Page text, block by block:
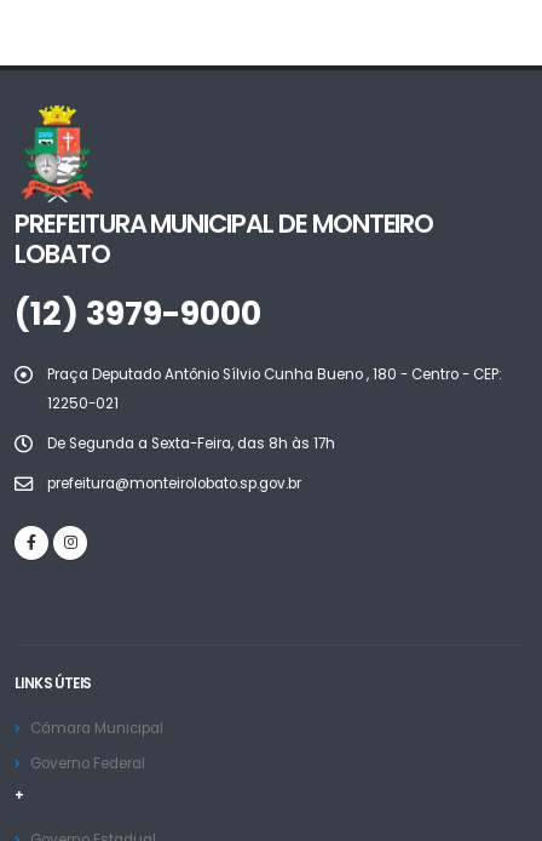
PREFEITURA MUNICIPAL DE MONTEIRO
LOBATO
(12) 3979-9000
Praça Deputado Antônio Sílvio Cunha Bueno , 180 - Centro - CEP:
12250-021
De Segunda a Sexta-Feira, das 8h às 17h
prefeitura@monteirolobato.sp.gov.br
LINKS ÚTEIS
Câmara Municipal
Governo Federal
+